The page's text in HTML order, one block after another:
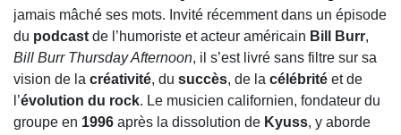
jamais mâché ses mots. Invité récemment dans un épisode
du podcast de l’humoriste et acteur américain Bill Burr,
Bill Burr Thursday Afternoon, il s’est livré sans filtre sur sa
vision de la créativité, du succès, de la célébrité et de
l’évolution du rock. Le musicien californien, fondateur du
groupe en 1996 après la dissolution de Kyuss, y aborde